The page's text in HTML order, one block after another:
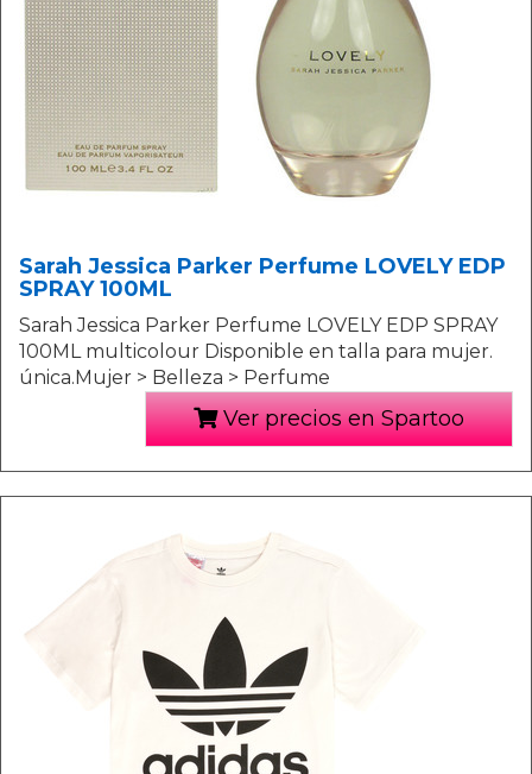
Sarah Jessica Parker Perfume LOVELY EDP
SPRAY 100ML
Sarah Jessica Parker Perfume LOVELY EDP SPRAY
100ML multicolour Disponible en talla para mujer.
única.Mujer > Belleza > Perfume
Ver precios en Spartoo